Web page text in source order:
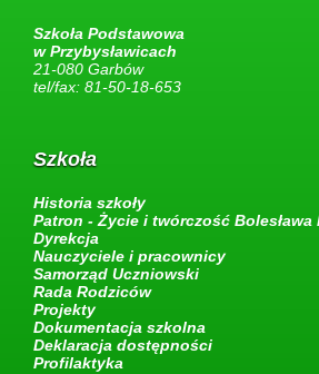
Szkoła Podstawowa
w Przybysławicach
21-080 Garbów
tel/fax: 81-50-18-653
Szkoła
Historia szkoły
Patron - Życie i twórczość Bolesława
Dyrekcja
Nauczyciele i pracownicy
Samorząd Uczniowski
Rada Rodziców
Projekty
Dokumentacja szkolna
Deklaracja dostępności
Profilaktyka